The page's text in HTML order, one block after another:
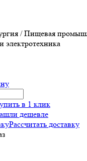
/ Пищевая
электротехника
в 1 клик
дешевле
Рассчитать доставку